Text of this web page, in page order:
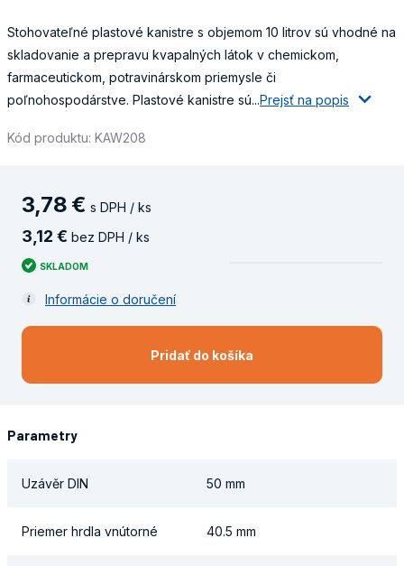
Stohovateľné plastové kanistre s objemom 10 litrov sú vhodné na
skladovanie a prepravu kvapalných látok v chemickom,
farmaceutickom, potravinárskom priemysle či
poľnohospodárstve. Plastové kanistre sú...Prejsť na popis
Kód produktu: KAW208
3,78 € s DPH / ks
3 12 € bez DPH / ks
SKLADOM
Informácie o doručení
Pridať do košíka
Parametry
Uzávěr DIN 50 mm
Priemer hrdla vnútorné 40.5 mm